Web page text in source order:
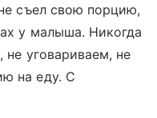
съел свою порцию,
у малыша. Никогда
не уговариваем, не
на еду. С